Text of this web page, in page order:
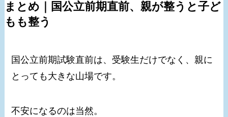
まとめ｜国公立前期直前、親が整うと子ど
もも整う
国公立前期試験直前は、受験生だけでなく、親に
とっても大きな山場です。
不安になるのは当然。